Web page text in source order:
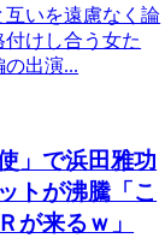
いを遠慮なく論
けし合う女た
出演...
」で浜田雅功
トが沸騰「こ
が来るｗ」